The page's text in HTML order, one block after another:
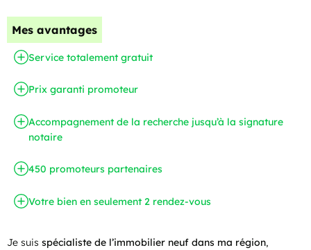
Mes avantages
Service totalement gratuit
Prix garanti promoteur
Accompagnement de la recherche jusqu’à la signature
notaire
450 promoteurs partenaires
Votre bien en seulement 2 rendez-vous
Je suis spécialiste de l’immobilier neuf dans ma région,